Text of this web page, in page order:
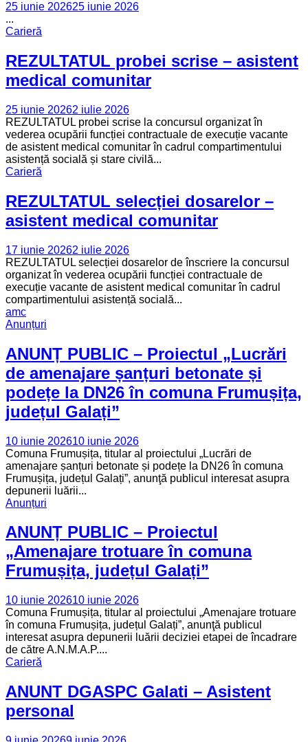
25 iunie 202625 iunie 2026
...
Carieră
REZULTATUL probei scrise – asistent
medical comunitar
25 iunie 20262 iulie 2026
REZULTATUL probei scrise la concursul organizat în
vederea ocupării funcției contractuale de execuție vacante
de asistent medical comunitar în cadrul compartimentului
asistență socială și stare civilă...
Carieră
REZULTATUL selecției dosarelor –
asistent medical comunitar
17 iunie 20262 iulie 2026
REZULTATUL selecției dosarelor de înscriere la concursul
organizat în vederea ocupării funcției contractuale de
execuție vacante de asistent medical comunitar în cadrul
compartimentului asistență socială...
amc
Anunțuri
ANUNȚ PUBLIC – Proiectul „Lucrări
de amenajare șanțuri betonate și
podețe la DN26 în comuna Frumușița,
județul Galați”
10 iunie 202610 iunie 2026
Comuna Frumușița, titular al proiectului „Lucrări de
amenajare șanțuri betonate și podețe la DN26 în comuna
Frumușița, județul Galați”, anunţă publicul interesat asupra
depunerii luării...
Anunțuri
ANUNȚ PUBLIC – Proiectul
„Amenajare trotuare în comuna
Frumușița, județul Galați”
10 iunie 202610 iunie 2026
Comuna Frumușița, titular al proiectului „Amenajare trotuare
în comuna Frumușița, județul Galați”, anunţă publicul
interesat asupra depunerii luării deciziei etapei de încadrare
de către A.N.M.A.P....
Carieră
ANUNT DGASPC Galati – Asistent
personal